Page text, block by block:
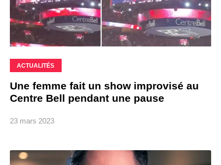
ACTUALITÉS
Une femme fait un show improvisé au
Centre Bell pendant une pause
23 mars 2023